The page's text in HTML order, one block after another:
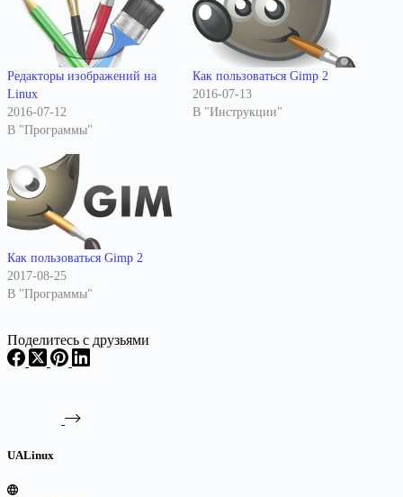
Редакторы изображений на
Linux
2016-07-12
В "Программы"
Как пользоваться Gimp 2
2016-07-13
В "Инструкции"
Как пользоваться Gimp 2
2017-08-25
В "Программы"
Поделитесь с друзьями
UALinux